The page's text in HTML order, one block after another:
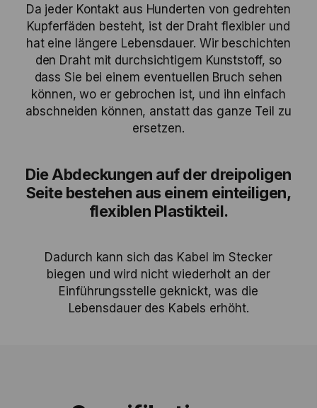
Da jeder Kontakt aus Hunderten von gedrehten
Kupferfäden besteht, ist der Draht flexibler und
hat eine längere Lebensdauer. Wir beschichten
den Draht mit durchsichtigem Kunststoff, so
dass Sie bei einem eventuellen Bruch sehen
können, wo er gebrochen ist, und ihn einfach
abschneiden können, anstatt das ganze Teil zu
ersetzen.
Die Abdeckungen auf der dreipoligen
Seite bestehen aus einem einteiligen,
flexiblen Plastikteil.
Dadurch kann sich das Kabel im Stecker
biegen und wird nicht wiederholt an der
Einführungsstelle geknickt, was die
Lebensdauer des Kabels erhöht.